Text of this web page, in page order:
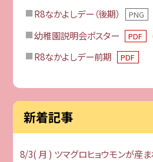
R8なかよしデー（後期） PNG
幼稚園説明会ポスター
PDF
R8なかよしデー前期
PDF
新着記事
8/3( 月 ) ツマグロヒョウモンが産ま